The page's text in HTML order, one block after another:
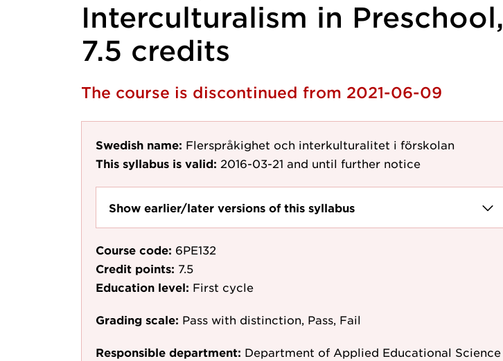
Interculturalism in Preschool,
7.5 credits
The course is discontinued from 2021-06-09
Swedish name: Flerspråkighet och interkulturalitet i förskolan
This syllabus is valid: 2016-03-21 and until further notice
Show earlier/later versions of this syllabus
Course code: 6PE132
Credit points: 7.5
Education level: First cycle
Grading scale: Pass with distinction, Pass, Fail
Responsible department: Department of Applied Educational Science